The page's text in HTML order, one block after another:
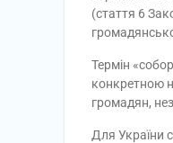
(стаття 6
Термін
конкретною
громадян,
Для України